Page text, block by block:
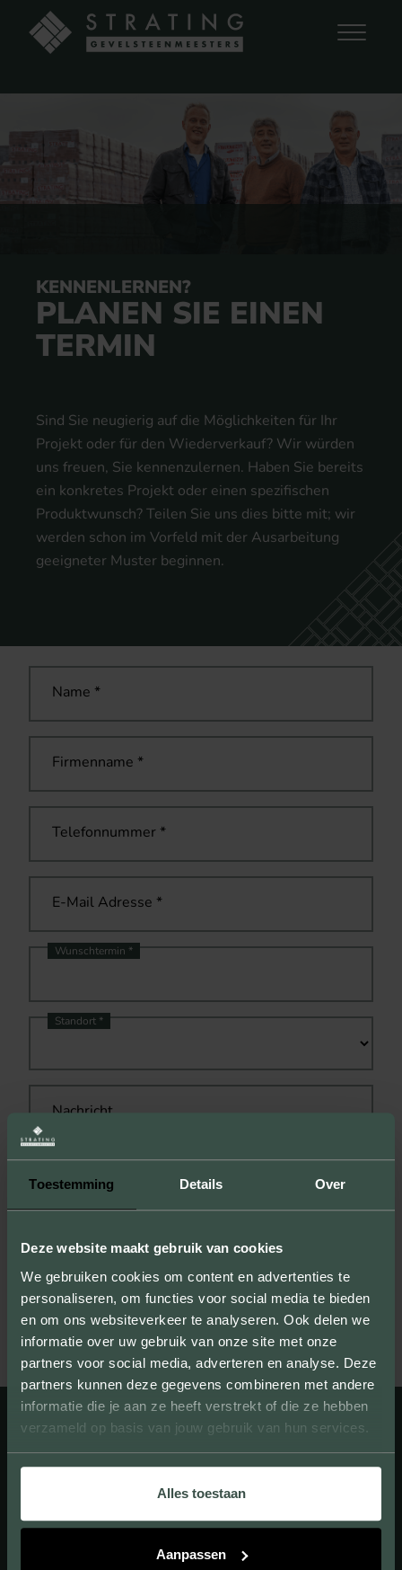
Toestemming Details Over
Deze website maakt gebruik van cookies
We gebruiken cookies om content en advertenties te
personaliseren, om functies voor social media te bieden
en om ons websiteverkeer te analyseren. Ook delen we
informatie over uw gebruik van onze site met onze
partners voor social media, adverteren en analyse. Deze
partners kunnen deze gegevens combineren met andere
informatie die je aan ze heeft verstrekt of die ze hebben
verzameld op basis van jouw gebruik van hun services.
Alles toestaan
Aanpassen
KENNENLERNEN?
PLANEN SIE EINEN
TERMIN
Sind Sie neugierig auf die Möglichkeiten für Ihr
Projekt oder für den Wiederverkauf? Wir würden
uns freuen, Sie kennenzulernen. Haben Sie bereits
ein konkretes Projekt oder einen spezifischen
Produktwunsch? Teilen Sie uns dies bitte mit; wir
werden schon im Vorfeld mit der Ausarbeitung
geeigneter Muster beginnen.
Name *
Firmenname *
Telefonnummer *
E-Mail Adresse *
Wunschtermin *
Standort *
Nachricht
Ja, ich stimme der
Senden